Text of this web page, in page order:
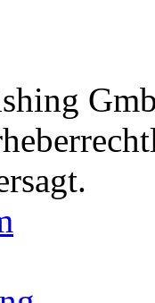
hat sich
als